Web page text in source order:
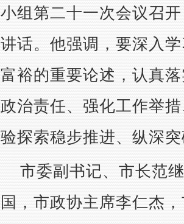
小组第二十一次会议召
讲话。他强调，要深入
富裕的重要论述，认真
政治责任、强化工作举
验探索稳步推进、纵深
市委副书记、市长范
国，市政协主席李仁杰